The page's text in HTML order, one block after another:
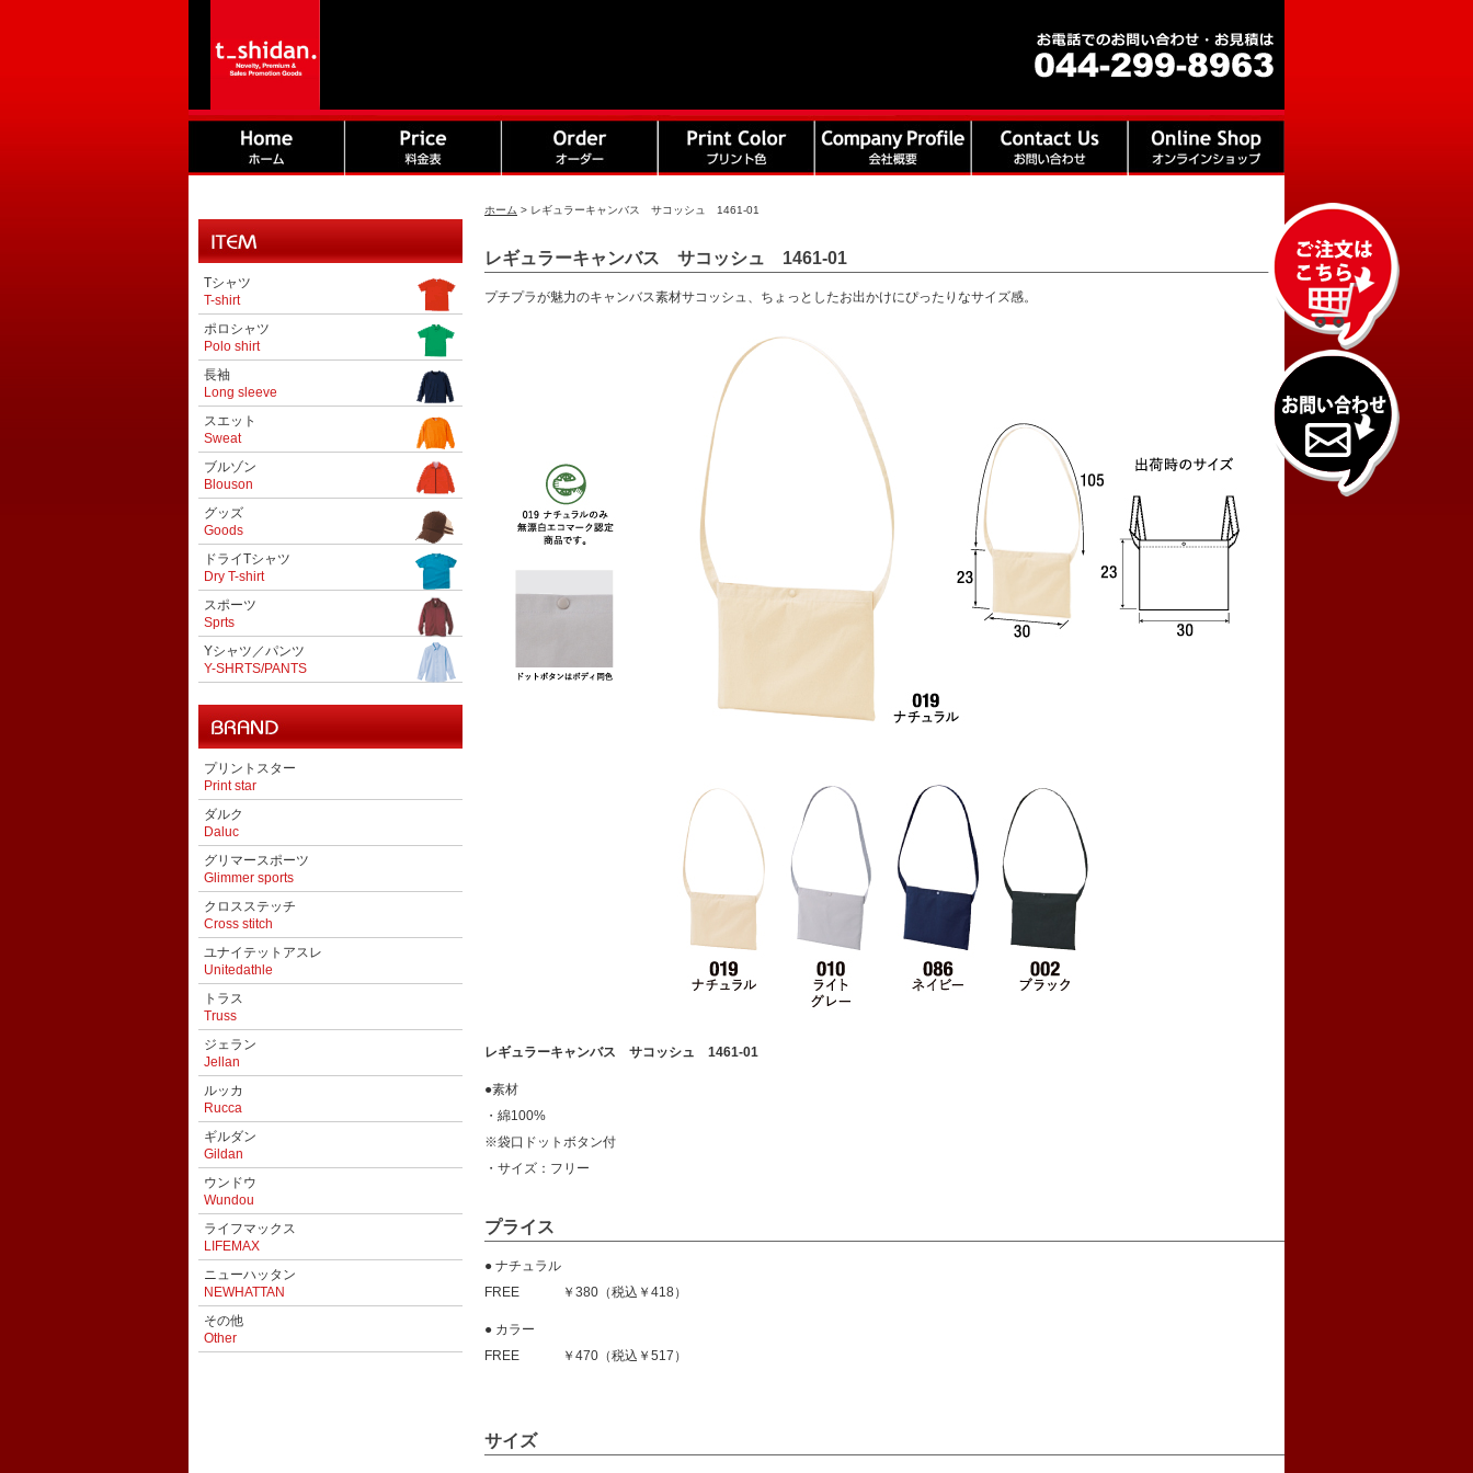
Tシャツ
T-shirt
ポロシャツ
Polo shirt
長袖
Long sleeve
スエット
Sweat
ブルゾン
Blouson
グッズ
Goods
ドライTシャツ
Dry T-shirt
スポーツ
Sprts
Yシャツ／パンツ
Y-SHRTS/PANTS
プリントスター
Print star
ダルク
Daluc
グリマースポーツ
Glimmer sports
クロスステッチ
Cross stitch
ユナイテットアスレ
Unitedathle
トラス
Truss
ジェラン
Jellan
ルッカ
Rucca
ギルダン
Gildan
ウンドウ
Wundou
ライフマックス
LIFEMAX
ニューハッタン
NEWHATTAN
その他
Other
ホーム > レギュラーキャンバス サコッシュ 1461-01
レギュラーキャンバス サコッシュ 1461-01
プチプラが魅力のキャンバス素材サコッシュ、ちょっとしたお出かけにぴったりなサイズ感。
レギュラーキャンバス サコッシュ 1461-01
●素材
・綿100%
※袋口ドットボタン付
・サイズ：フリー
プライス
● ナチュラル
FREE ￥380（税込￥418）
● カラー
FREE ￥470（税込￥517）
サイズ